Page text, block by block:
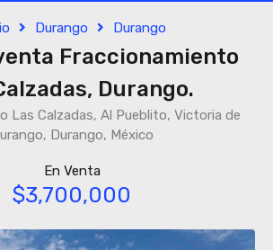
Durango Durango
Fraccionamiento
Durango.
Las Calzadas, Al Pueblito, Victoria de
Durango, México
En Venta
$3,700,000